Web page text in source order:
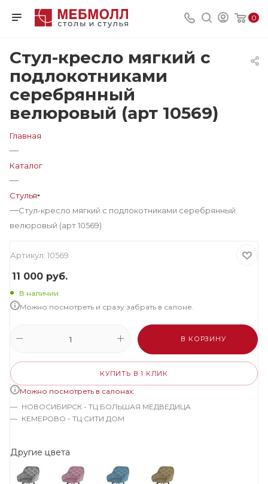
0
Стул-кресло мягкий с
подлокотниками
серебрянный
велюровый (арт 10569)
Главная
—
Каталог
—
Стулья
—Стул-кресло мягкий с подлокотниками серебрянный
велюровый (арт 10569)
Артикул: 10569
11 000 руб.
В наличии
Можно посмотреть и сразу забрать в салоне.
В КОРЗИНУ
КУПИТЬ В 1 КЛИК
Можно посмотреть в салонах:
НОВОСИБИРСК - ТЦ БОЛЬШАЯ МЕДВЕДИЦА
КЕМЕРОВО - ТЦ СИТИ ДОМ
Другие цвета